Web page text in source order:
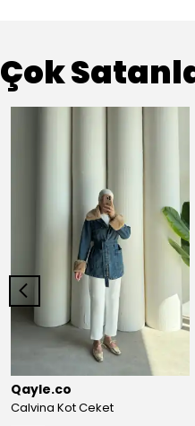
Çok
Qayle.co
Calvina Kot Ceket